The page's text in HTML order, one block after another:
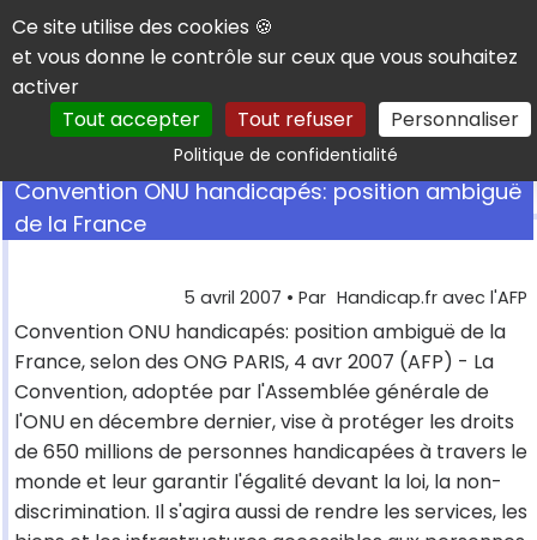
Panneau de gestion des cookies
Ce site utilise des cookies 🍪
et vous donne le contrôle sur ceux que vous souhaitez
activer
Tout accepter
Tout refuser Personnaliser
Politique de confidentialitéRechercher
Convention ONU handicapés: position ambiguë
de la France
5 avril 2007 • Par Handicap.fr avec l'AFP
Convention ONU handicapés: position ambiguë de la
France, selon des ONG PARIS, 4 avr 2007 (AFP) - La
Convention, adoptée par l'Assemblée générale de
l'ONU en décembre dernier, vise à protéger les droits
de 650 millions de personnes handicapées à travers le
monde et leur garantir l'égalité devant la loi, la non-
discrimination. Il s'agira aussi de rendre les services, les